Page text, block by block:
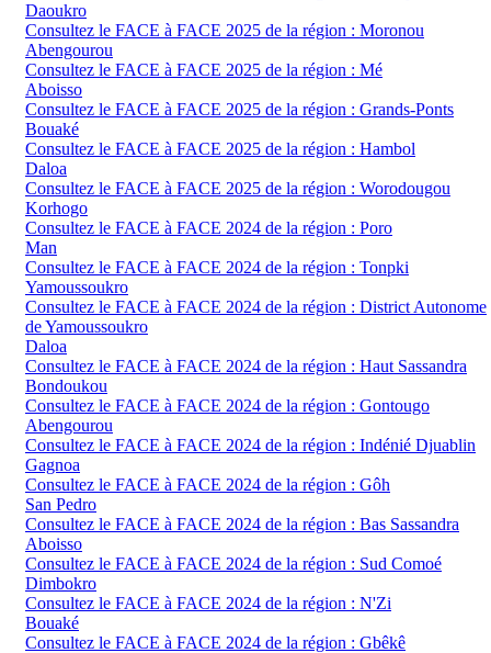
Daoukro
Consultez le FACE à FACE 2025 de la région : Moronou
Abengourou
Consultez le FACE à FACE 2025 de la région : Mé
Aboisso
Consultez le FACE à FACE 2025 de la région : Grands-Ponts
Bouaké
Consultez le FACE à FACE 2025 de la région : Hambol
Daloa
Consultez le FACE à FACE 2025 de la région : Worodougou
Korhogo
Consultez le FACE à FACE 2024 de la région : Poro
Man
Consultez le FACE à FACE 2024 de la région : Tonpki
Yamoussoukro
Consultez le FACE à FACE 2024 de la région : District Autonome
de Yamoussoukro
Daloa
Consultez le FACE à FACE 2024 de la région : Haut Sassandra
Bondoukou
Consultez le FACE à FACE 2024 de la région : Gontougo
Abengourou
Consultez le FACE à FACE 2024 de la région : Indénié Djuablin
Gagnoa
Consultez le FACE à FACE 2024 de la région : Gôh
San Pedro
Consultez le FACE à FACE 2024 de la région : Bas Sassandra
Aboisso
Consultez le FACE à FACE 2024 de la région : Sud Comoé
Dimbokro
Consultez le FACE à FACE 2024 de la région : N'Zi
Bouaké
Consultez le FACE à FACE 2024 de la région : Gbêkê